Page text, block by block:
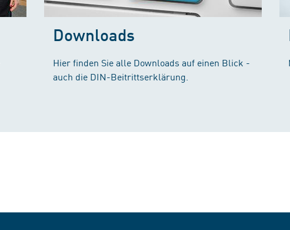
Downloads
Hier finden Sie alle Downloads auf einen Blick -
auch die DIN-Beitrittserklärung.